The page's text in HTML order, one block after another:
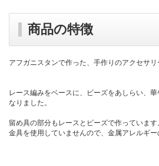
商品の特徴
アフガニスタンで作った、手作りのアクセサリ
レース編みをベースに、ビーズをあしらい、
なりました。
留め具の部分もレースとビーズで作っています
金具を使用していませんので、金属アレルギー